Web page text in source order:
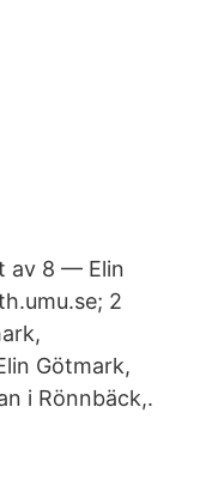
av 8 — Elin
2
Götmark,
i Rönnbäck,.